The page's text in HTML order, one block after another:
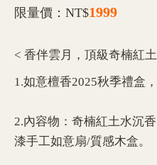
限量價：NT$1999
< 香伴雲月，頂級奇楠紅
1.如意檀香2025秋季禮盒
2.內容物：奇楠紅土水沉
漆手工如意扇/質感木盒。